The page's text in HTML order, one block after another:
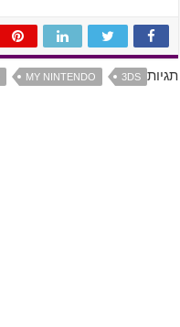
תגיות 3DS
MY NINTENDO